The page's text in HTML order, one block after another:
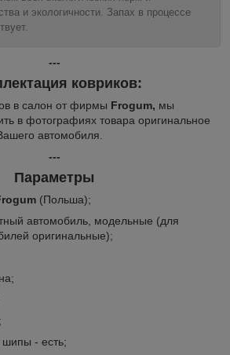
и экологичности. Запах в процессе
---
ковриков:
в салон от фирмы Frogum, мы
в фотографиях товара оригинальное
автомобиля.
---
Параметры
(Польша);
автомобиль, модельные (для
оригинальные);
шипы - есть;